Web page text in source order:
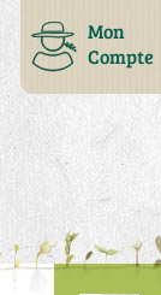
Mon
Compte